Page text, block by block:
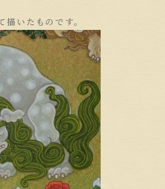
描いたものです。